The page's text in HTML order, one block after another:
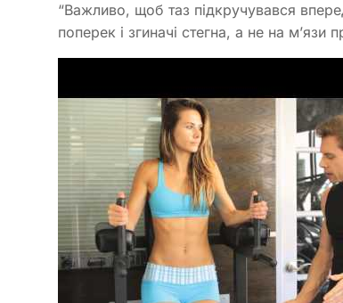
“Важливо, щоб таз підкручувався
поперек і згиначі стегна, а не на м’язи